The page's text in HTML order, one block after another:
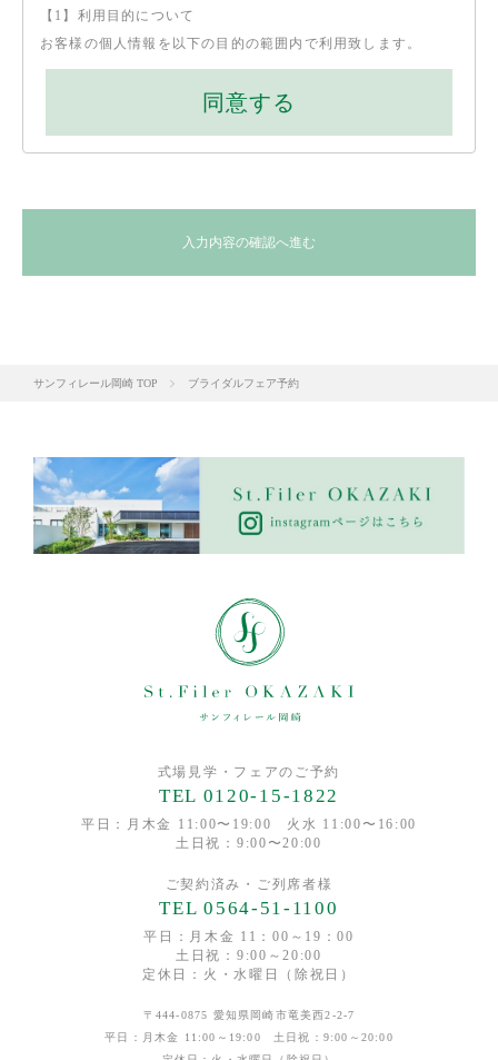
【1】利用目的について
お客様の個人情報を以下の目的の範囲内で利用致します。
1.お客様からお申込みがあった、フェア、イベントへの予約受
付、資料・パンフレットの送付を行うため。
当者が回答の連絡を行うため。
4.フェア、イベントなどの告知をメールやDMによりご案内す
但し、委託先に開示する個人情報は、本業務の遂行上、必要と
また、委託先会社の選定に当り、十分な保護水準を備えている
かを確認した上で 、個人情報に関する機密保持契約を締結する
ことで、適切な安全管理措置を講じています。
【3】第三者への個人情報の提供について
但し、以下の場合は開示する場合がございます。
・人の生命、身体又は財産の保護のために必要がある場合であ
って、本人の同意を得ることが困難であるとき。
がある場合であって、本人の同意を得ることが困難であると
・国の機関若しくは地方公共団体又はその委託を受けた者が法
令の定める事務を遂行することに対して協力する必要がある場
合であって、本人の同意を得ることによって当該事務の遂行に
支障を及ぼすおそれがあるとき。
【4】情報提供の任意性について
ご入力項目の一部に「必須」項目がございます。
申込み受付ができかねることとなります。ご了承ください。
【5】個人情報に関するお問い合わせについて
同意する
入力内容の確認へ進む
サンフィレール岡崎 TOP ブライダルフェア予約
式場見学・フェアのご予約
TEL 0120-15-1822
平日：月木金 11:00〜19:00 火水 11:00〜16:00
土日祝：9:00〜20:00
ご契約済み・ご列席者様
TEL 0564-51-1100
平日：月木金 11：00～19：00
土日祝：9:00～20:00
定休日：火・水曜日（除祝日）
〒444-0875 愛知県岡崎市竜美西2-2-7
平日：月木金 11:00～19:00 土日祝：9:00～20:00